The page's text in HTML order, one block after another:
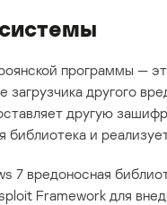
программы —
загрузчика другого
другую
библиотека и
7 вредоносная
Framework для